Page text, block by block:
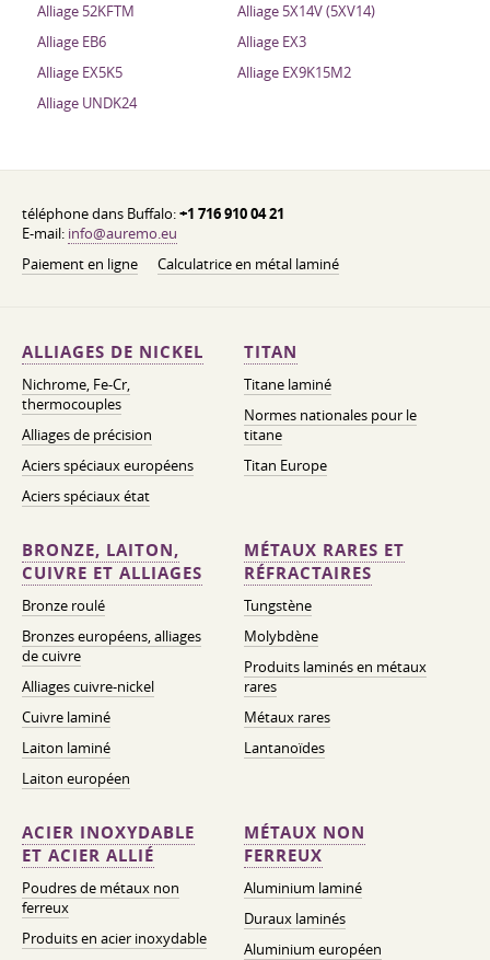
Alliage 52KFTM
Alliage 5X14V (5XV14)
Alliage EB6
Alliage EX3
Alliage EX5K5
Alliage EX9K15M2
Alliage UNDK24
téléphone dans Buffalo:+1 716 910 04 21
E-mail: info@auremo.eu
Paiement en ligne
Calculatrice en métal laminé
ALLIAGES DE NICKEL
Nichrome, Fe-Cr,
thermocouples
Alliages de précision
Aciers spéciaux européens
Aciers spéciaux état
TITAN
Titane laminé
Normes nationales pour le
titane
Titan Europe
BRONZE, LAITON,
CUIVRE ET ALLIAGES
Bronze roulé
Bronzes européens, alliages
de cuivre
Alliages cuivre-nickel
Cuivre laminé
Laiton laminé
Laiton européen
MÉTAUX RARES ET
RÉFRACTAIRES
Tungstène
Molybdène
Produits laminés en métaux
rares
Métaux rares
Lantanoïdes
ACIER INOXYDABLE
ET ACIER ALLIÉ
Poudres de métaux non
ferreux
Produits en acier inoxydable
MÉTAUX NON
FERREUX
Aluminium laminé
Duraux laminés
Aluminium européen